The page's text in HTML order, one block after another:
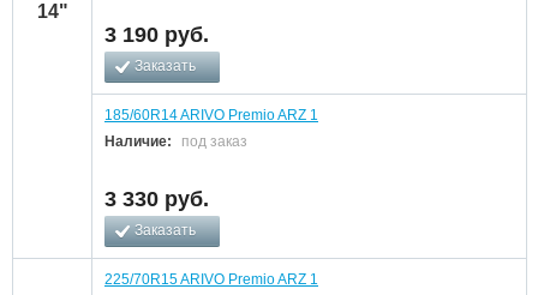
14"
3 190 руб.
Заказать
185/60R14 ARIVO Premio ARZ 1
Наличие:
под заказ
3 330 руб.
Заказать
225/70R15 ARIVO Premio ARZ 1